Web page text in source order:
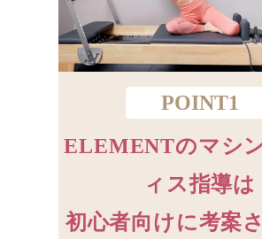
POINT1
ELEMENTのマシ
ィス指導は
初心者向けに考案